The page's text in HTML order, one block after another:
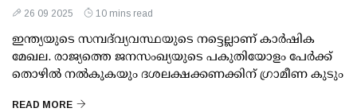
26 09 2025 10 mins read
ഇന്ത്യയുടെ സമ്പദ്‌വ്യവസ്ഥയുടെ നട്ടെല്ലാണ് കാർഷിക
മേഖല. രാജ്യത്തെ ജനസംഖ്യയുടെ പകുതിയോളം പേർക്ക്
തൊഴിൽ നൽകുകയും ദശലക്ഷക്കണക്കിന് ഗ്രാമീണ കുടും
READ MORE